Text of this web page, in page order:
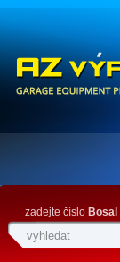
zadejte číslo Bosal